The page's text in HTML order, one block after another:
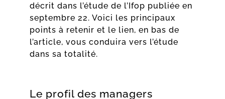
décrit dans l’étude de l’Ifop publiée en
septembre 22. Voici les principaux
points à retenir et le lien, en bas de
l’article, vous conduira vers l’étude
dans sa totalité.
Le profil des managers